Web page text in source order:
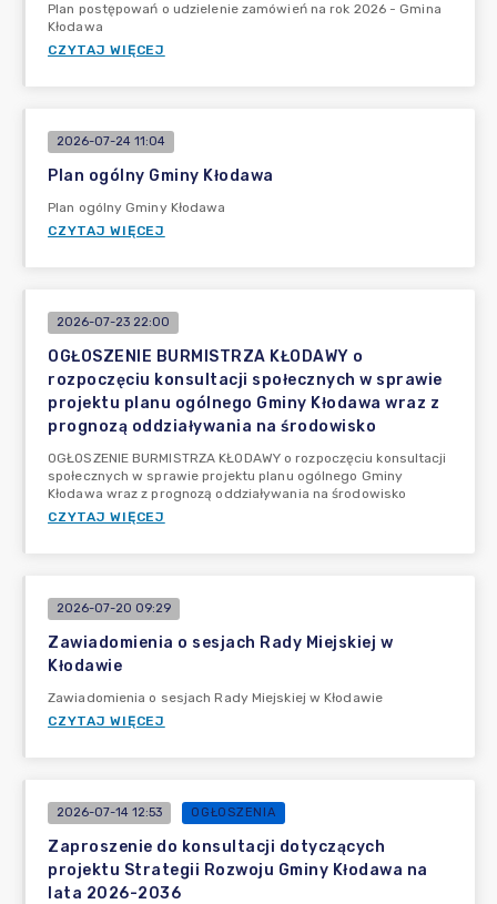
Plan postępowań o udzielenie zamówień na rok 2026 - Gmina
Kłodawa
CZYTAJ WIĘCEJ
2026-07-24 11:04
Plan ogólny Gminy Kłodawa
Plan ogólny Gminy Kłodawa
CZYTAJ WIĘCEJ
2026-07-23 22:00
OGŁOSZENIE BURMISTRZA KŁODAWY o
rozpoczęciu konsultacji społecznych w sprawie
projektu planu ogólnego Gminy Kłodawa wraz z
prognozą oddziaływania na środowisko
OGŁOSZENIE BURMISTRZA KŁODAWY o rozpoczęciu konsultacji
społecznych w sprawie projektu planu ogólnego Gminy
Kłodawa wraz z prognozą oddziaływania na środowisko
CZYTAJ WIĘCEJ
2026-07-20 09:29
Zawiadomienia o sesjach Rady Miejskiej w
Kłodawie
Zawiadomienia o sesjach Rady Miejskiej w Kłodawie
CZYTAJ WIĘCEJ
2026-07-14 12:53 OGŁOSZENIA
Zaproszenie do konsultacji dotyczących
projektu Strategii Rozwoju Gminy Kłodawa na
lata 2026-2036